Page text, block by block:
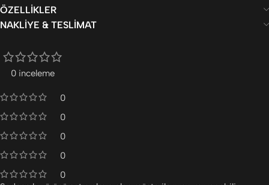
ÖZELLIKLER
NAKLIYE & TESLIMAT
0 inceleme
0
0
0
0
0